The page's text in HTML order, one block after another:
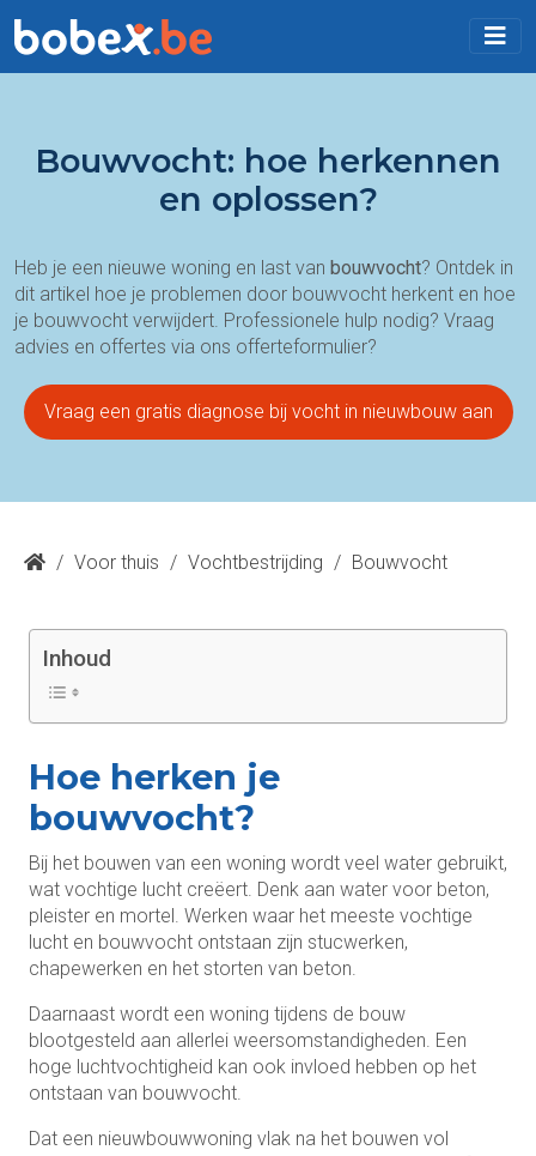
Bouwvocht: hoe herkennen
en oplossen?
Heb je een nieuwe woning en last van bouwvocht? Ontdek in
dit artikel hoe je problemen door bouwvocht herkent en hoe
je bouwvocht verwijdert. Professionele hulp nodig? Vraag
advies en offertes via ons offerteformulier?
Vraag een gratis diagnose bij vocht in nieuwbouw aan
/ Voor thuis / Vochtbestrijding / Bouwvocht
Inhoud
Hoe herken je
bouwvocht?
Bij het bouwen van een woning wordt veel water gebruikt,
wat vochtige lucht creëert. Denk aan water voor beton,
pleister en mortel. Werken waar het meeste vochtige
lucht en bouwvocht ontstaan zijn stucwerken,
chapewerken en het storten van beton.
Daarnaast wordt een woning tijdens de bouw
blootgesteld aan allerlei weersomstandigheden. Een
hoge luchtvochtigheid kan ook invloed hebben op het
ontstaan van bouwvocht.
Dat een nieuwbouwwoning vlak na het bouwen vol